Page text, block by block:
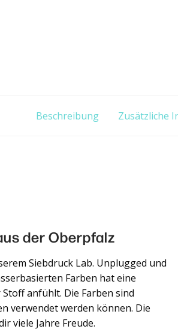
Beschreibung Zusätzliche
der Oberpfalz
Siebdruck Lab. Unplugged und
Farben hat eine
anfühlt. Die Farben sind
verwendet werden können. Die
viele Jahre Freude.